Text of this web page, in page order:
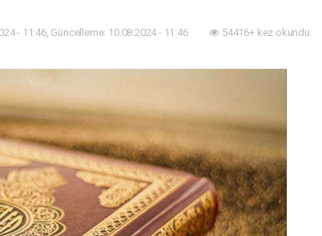
- 11:46, Güncelleme: 10.08.2024 - 11:46 54416+ kez okundu.